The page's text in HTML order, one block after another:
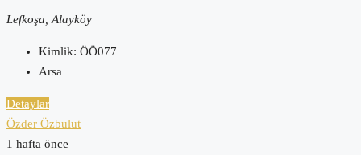
Lefkoşa, Alayköy
Kimlik: ÖÖ077
Arsa
Detaylar
Özder Özbulut
1 hafta önce